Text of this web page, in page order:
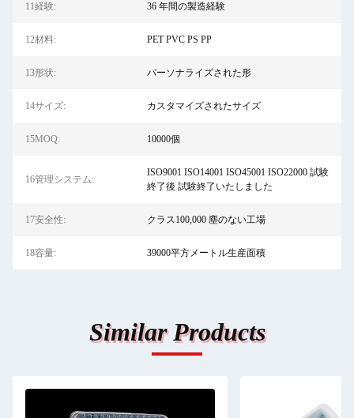
11経験: 36 年間の製造経験
12材料: PET PVC PS PP
13形状: パーソナライズされた形
14サイズ: カスタマイズされたサイズ
15MOQ: 10000個
16管理システム:
ISO9001 ISO14001 ISO45001 ISO22000 試験
終了後 試験終了いたしました
17安全性: クラス100,000 塵のない工場
18容量: 39000平方メートル生産面積
Similar Products